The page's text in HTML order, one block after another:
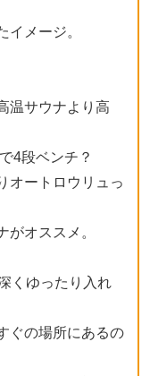
イメージ。
！
温サウナより高
4段ベンチ？
オートロウリュっ
ナがオススメ。
くゆったり入れ
ぐの場所にあるの